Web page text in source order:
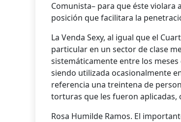
Comunista– para que éste violara
posición que facilitara la
La Venda Sexy, al igual que el
particular en un sector de clase
sistemáticamente entre los
siendo utilizada ocasionalmente
referencia una treintena de
torturas que les fueron aplicadas,
Rosa Humilde Ramos. El